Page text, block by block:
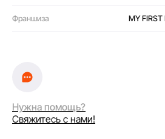
Франшиза MY FIRST
Нужна помощь?
Свяжитесь с нами!
Оплата